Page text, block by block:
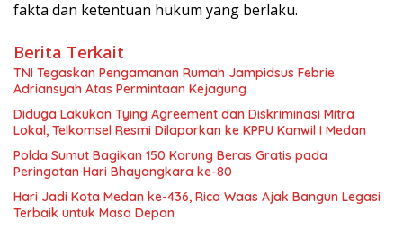
fakta dan ketentuan hukum yang berlaku.
Berita Terkait
TNI Tegaskan Pengamanan Rumah Jampidsus Febrie
Adriansyah Atas Permintaan Kejagung
Diduga Lakukan Tying Agreement dan Diskriminasi Mitra
Lokal, Telkomsel Resmi Dilaporkan ke KPPU Kanwil I Medan
Polda Sumut Bagikan 150 Karung Beras Gratis pada
Peringatan Hari Bhayangkara ke-80
Hari Jadi Kota Medan ke-436, Rico Waas Ajak Bangun Legasi
Terbaik untuk Masa Depan